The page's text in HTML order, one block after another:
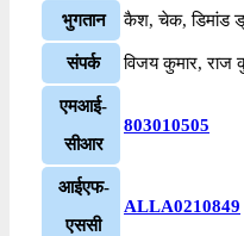
भुगतान कैश, चेक, डिमांड
संपर्क विजय कुमार, राज
एमआई-
सीआर
803010505
आईएफ-
एससी
ALLA0210849